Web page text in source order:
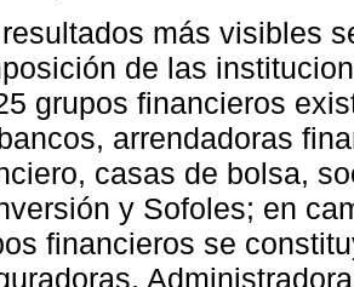
más visibles
de las
grupos financieros
arrendadoras
casas de bolsa,
y Sofoles; en
financieros se